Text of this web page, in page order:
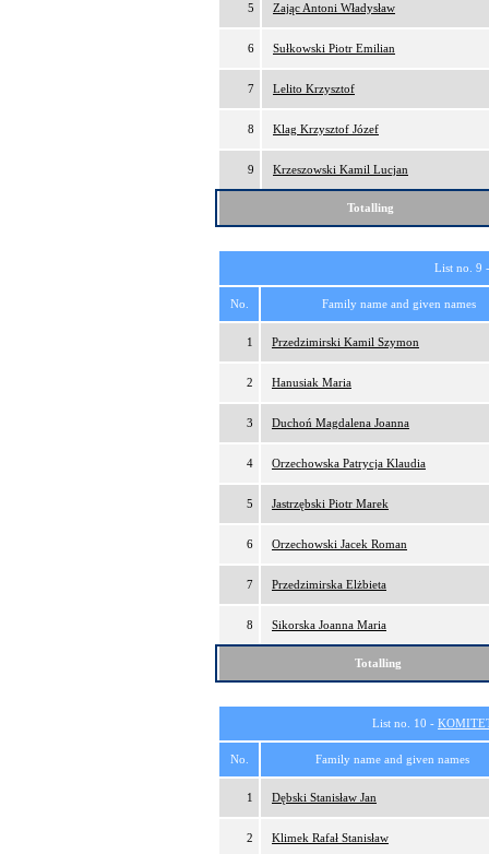
5 Zając Antoni Władysław
6 Sułkowski Piotr Emilian
7 Lelito Krzysztof
8 Klag Krzysztof Józef
9 Krzeszowski Kamil Lucjan
Totalling
List no. 9
No. Family name and given names
1 Przedzimirski Kamil Szymon
2 Hanusiak Maria
3 Duchoń Magdalena Joanna
4 Orzechowska Patrycja Klaudia
5 Jastrzębski Piotr Marek
6 Orzechowski Jacek Roman
7 Przedzimirska Elżbieta
8 Sikorska Joanna Maria
Totalling
List no. 10 -
No. Family name and given names
1 Dębski Stanisław Jan
2 Klimek Rafał Stanisław